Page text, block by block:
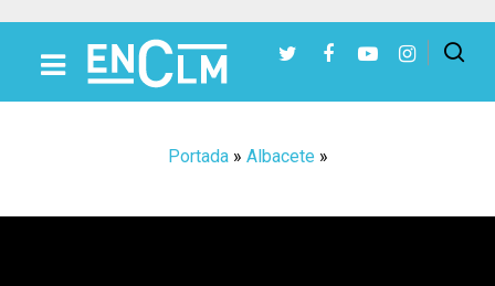
Portada» Albacete »